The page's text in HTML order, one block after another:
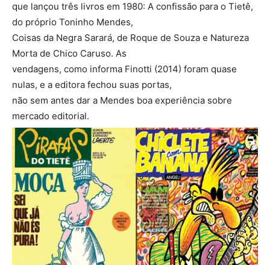
que lançou três livros em 1980: A confissão para o Tietê,
do próprio Toninho Mendes,
Coisas da Negra Sarará, de Roque de Souza e Natureza
Morta de Chico Caruso. As
vendagens, como informa Finotti (2014) foram quase
nulas, e a editora fechou suas portas,
não sem antes dar a Mendes boa experiência sobre
mercado editorial.